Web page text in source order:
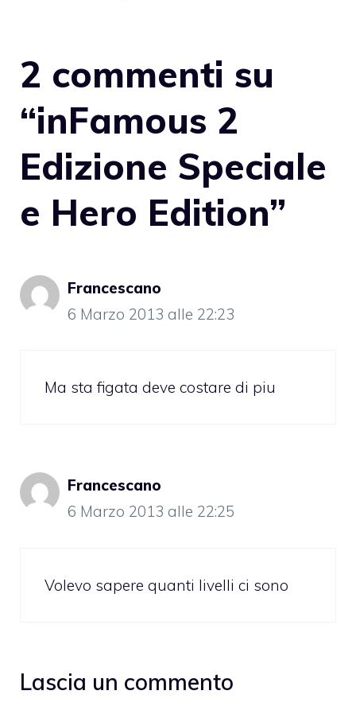
2 commenti su
“inFamous 2
Edizione Speciale
e Hero Edition”
Francescano
6 Marzo 2013 alle 22:23
Ma sta figata deve costare di piu
Francescano
6 Marzo 2013 alle 22:25
Volevo sapere quanti livelli ci sono
Lascia un commento